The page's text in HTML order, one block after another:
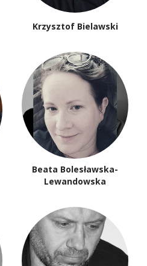
Krzysztof Bielawski
Beata Bolesławska-
Lewandowska